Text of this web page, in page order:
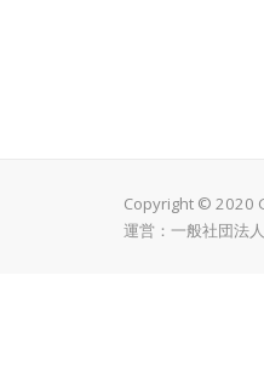
Copyright © 2020
運営：一般社団法